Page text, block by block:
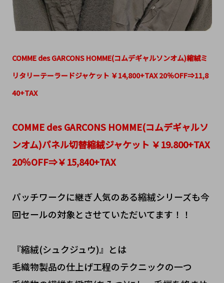
COMME des GARCONS HOMME(コムデギャルソンオム)縮絨ミ
リタリーテーラードジャケット ￥14,800+TAX 20％OFF⇒11,8
40+TAX
COMME des GARCONS HOMME(コムデギャルソ
ンオム)パネル切替縮絨ジャケット ￥19.800+TAX
20％OFF⇒￥15,840+TAX
パッチワークに継ぎ人気のある縮絨シリーズも今
回セールの対象とさせていただいてます！！
『縮絨(シュクジュウ)』とは
毛織物製品の仕上げ工程のテクニックの一つ